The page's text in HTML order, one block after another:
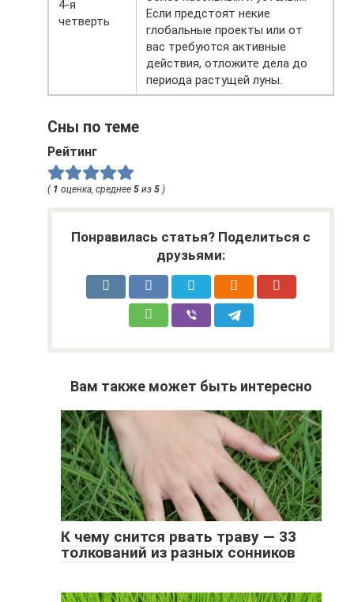
4-я
четверть
Если предстоят некие
глобальные проекты или от
вас требуются активные
действия, отложите дела до
периода растущей луны.
Сны по теме
Рейтинг
( 1 оценка, среднее 5 из 5 )
Понравилась статья? Поделиться с
друзьями:
Вам также может быть интересно
К чему снится рвать траву — 33
толкований из разных сонников